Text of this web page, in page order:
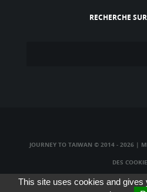
RECHERCHE
JOURNEY TO TAIWAN © 2014 - 2026 |
DES
TAIWAN TV LIVE|TAIWAN RADIO
This site uses cookies and